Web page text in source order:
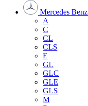
Mercedes Benz
A
C
CL
CLS
E
GL
GLC
GLE
GLS
M